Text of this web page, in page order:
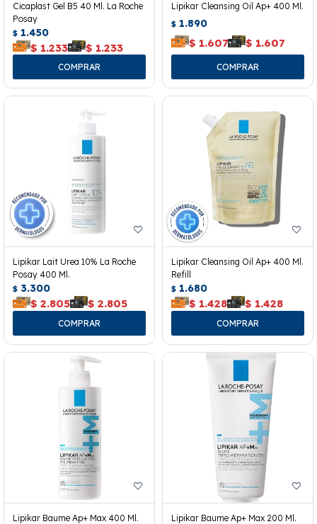
Cicaplast Gel B5 40 Ml. La Roche
Posay
$ 1.450
$ 1.233 $ 1.233
Lipikar Cleansing Oil Ap+ 400 Ml.
$ 1.890
$ 1.607 $ 1.607
Lipikar Lait Urea 10% La Roche
Posay 400 Ml.
$ 3.300
$ 2.805 $ 2.805
Lipikar Cleansing Oil Ap+ 400 Ml.
Refill
$ 1.680
$ 1.428 $ 1.428
Lipikar Baume Ap+ Max 400 Ml. Lipikar Baume Ap+ Max 200 Ml.